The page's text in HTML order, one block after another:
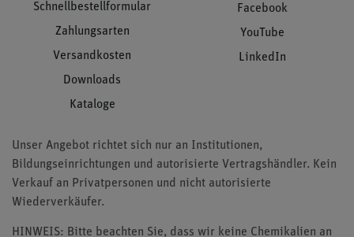
Schnellbestellformular
Zahlungsarten
Versandkosten
Downloads
Kataloge
Facebook
YouTube
LinkedIn
Unser Angebot richtet sich nur an Institutionen,
Bildungseinrichtungen und autorisierte Vertragshändler. Kein
Verkauf an Privatpersonen und nicht autorisierte
Wiederverkäufer.
HINWEIS: Bitte beachten Sie, dass wir keine Chemikalien an